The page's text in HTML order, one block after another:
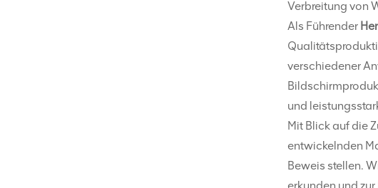
Verbreitung von
Als Führender
verschiedener
und
Mit Blick auf die
entwickelnden
Beweis stellen.
erkunden und